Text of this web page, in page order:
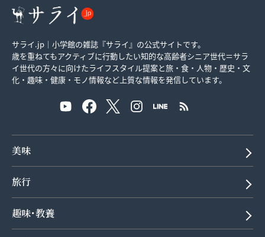
サライ.jp｜小学館の雑誌『サライ』の公式サイトです。
歳を重ねてもアクティブに行動したい知的な高齢者シニア世代＝サラ
イ世代の方々に向けたライフスタイル提案と旅・食・人物・歴史・文
化・趣味・健康・モノ情報など上質な情報を発信しています。
美味
旅行
趣味･教養